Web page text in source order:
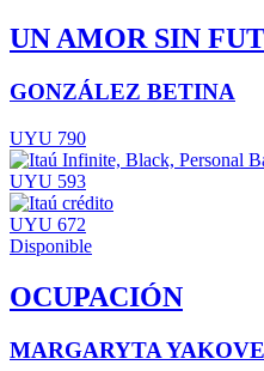
UN AMOR SIN
GONZÁLEZ BETINA
UYU 790
UYU 593
UYU 672
Disponible
OCUPACIÓN
MARGARYTA